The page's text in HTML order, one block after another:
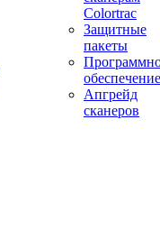
Colortrac
Защитные
пакеты
обеспечение
Апгрейд
сканеров